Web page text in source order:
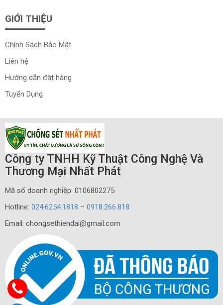
GIỚI THIỆU
Chính Sách Bảo Mật
Liên hệ
Hướng dẫn đặt hàng
Tuyển Dụng
Công ty TNHH Kỹ Thuật Công Nghệ Và
Thương Mại Nhất Phát
Mã số doanh nghiệp: 0106802275
Hotline: 024.6254.1818 – 0918.266.818
Email: chongsethiendai@gmail.com